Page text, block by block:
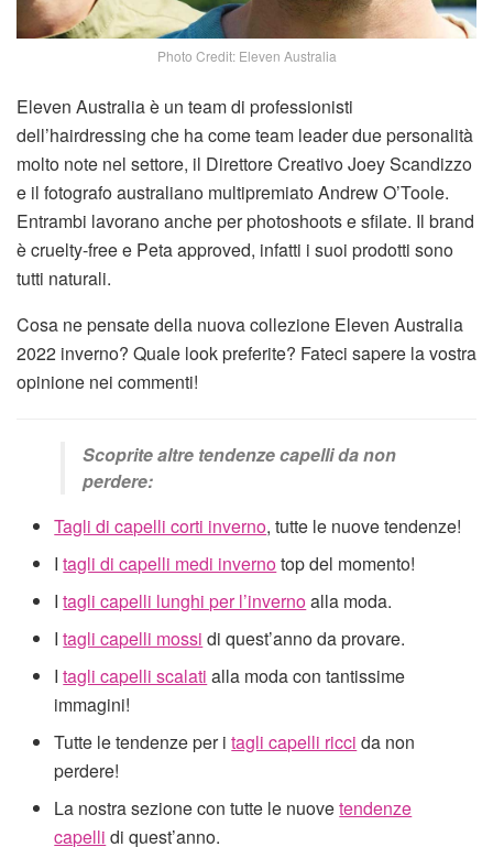
Photo Credit: Eleven Australia
Eleven Australia è un team di professionisti
dell’hairdressing che ha come team leader due personalità
molto note nel settore, il Direttore Creativo Joey Scandizzo
e il fotografo australiano multipremiato Andrew O’Toole.
Entrambi lavorano anche per photoshoots e sfilate. Il brand
è cruelty-free e Peta approved, infatti i suoi prodotti sono
tutti naturali.
Cosa ne pensate della nuova collezione Eleven Australia
2022 inverno? Quale look preferite? Fateci sapere la vostra
opinione nei commenti!
Scoprite altre tendenze capelli da non
perdere:
Tagli di capelli corti inverno, tutte le nuove tendenze!
Itagli di capelli medi invernotop del momento!
Itagli capelli lunghi per l’invernoalla moda.
Itagli capelli mossi di quest’anno da provare.
Itagli capelli scalati alla moda con tantissime
immagini!
Tutte le tendenze per itagli capelli ricci da non
perdere!
La nostra sezione con tutte le nuovetendenze
capelli di quest’anno.